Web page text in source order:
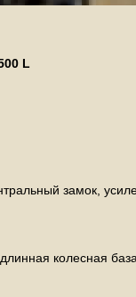
L
замок,
колесная